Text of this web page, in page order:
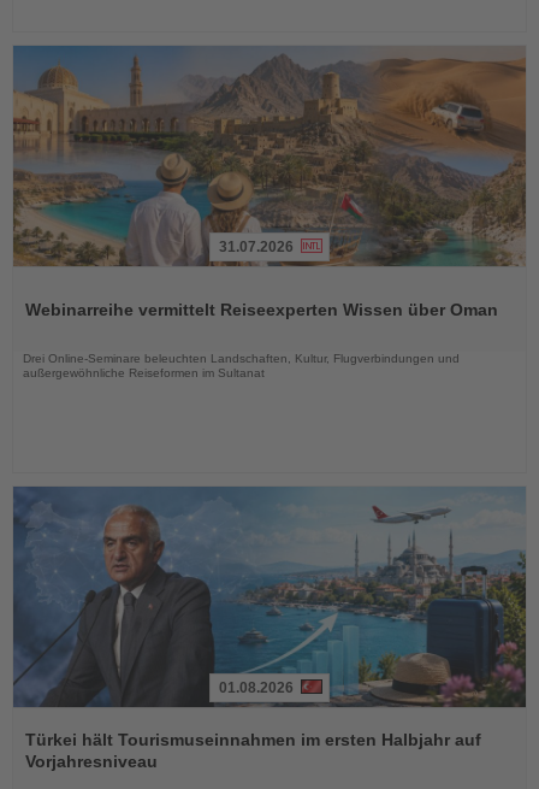
die
31.07.2026
Webinarreihe vermittelt Reiseexperten Wissen über Oman
Drei Online-Seminare beleuchten Landschaften, Kultur, Flugverbindungen und
außergewöhnliche Reiseformen im Sultanat
Sie
die
Nachrichten
01.08.2026
Türkei hält Tourismuseinnahmen im ersten Halbjahr auf
Vorjahresniveau